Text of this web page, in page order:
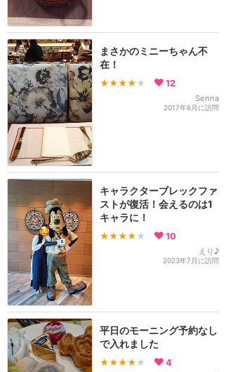
まさかのミニーちゃん不
在！
★★★★ ★ 12
Senna
2017年6月に訪問
キャラクターブレックファ
ストが復活！会えるのは1
キャラに！
★★★★ ★ 10
えり♪
2023年7月に訪問
平日のモーニング予約なし
で入れました
★★★★ ★ 4